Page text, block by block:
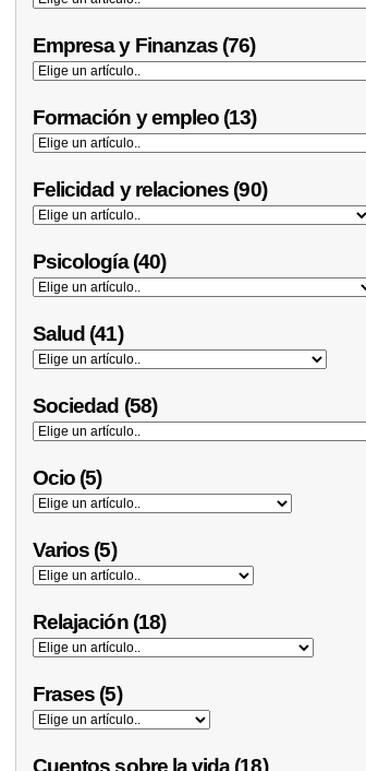
Empresa y Finanzas (76)
Formación y empleo (13)
Felicidad y relaciones (90)
Psicología (40)
Salud (41)
Sociedad (58)
Ocio (5)
Varios (5)
Relajación (18)
Frases (5)
Cuentos sobre la vida (18)